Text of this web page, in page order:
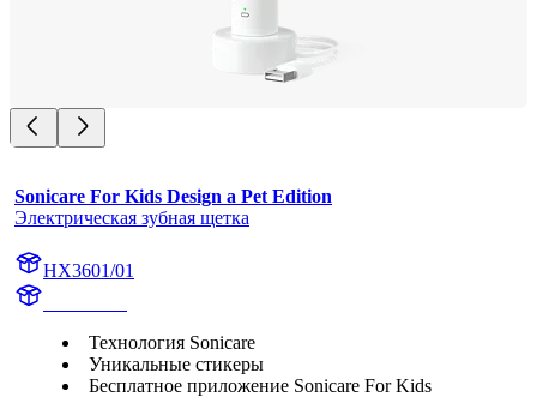
Sonicare For Kids Design a Pet Edition
Электрическая зубная щетка
HX3601/01
Технология Sonicare
Уникальные стикеры
Бесплатное приложение Sonicare For Kids